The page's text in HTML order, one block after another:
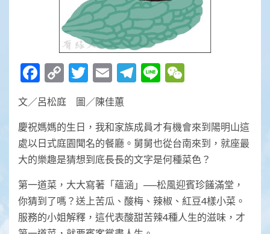
Facebook
Copy
Link
Twitter
EmailTelegram
Line
文／呂松庭 圖／陳佳蕙
慶祝媽媽的生日，我和家族成員才有機會來到陽明山這
處以日式庭園聞名的餐廳。舅舅也從台南來到，就座最
大的樂趣是猜想到底長長的文字是何種菜色？
第一道菜，大大寫著「蘊涵」──松風迎賓珍饈滿堂，
你猜到了嗎？送上苦瓜、酸梅、辣椒、紅豆4樣小菜。
服務的小姐解釋，這代表酸甜苦辣4種人生的滋味，才